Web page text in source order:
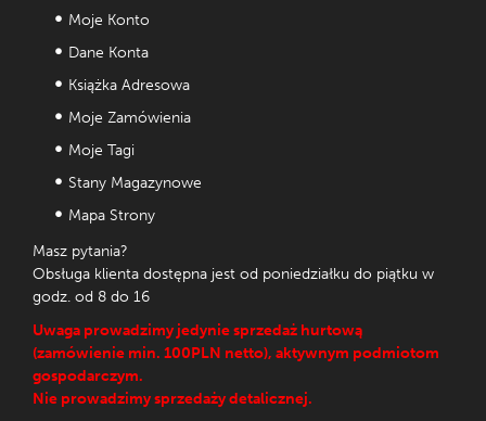
Moje Konto
Dane Konta
Książka Adresowa
Moje Zamówienia
Moje Tagi
Stany Magazynowe
Mapa Strony
Masz pytania?
Obsługa klienta dostępna jest od poniedziałku do piątku w
godz. od 8 do 16
Uwaga prowadzimy jedynie sprzedaż hurtową
(zamówienie min. 100PLN netto), aktywnym podmiotom
gospodarczym.
Nie prowadzimy sprzedaży detalicznej.